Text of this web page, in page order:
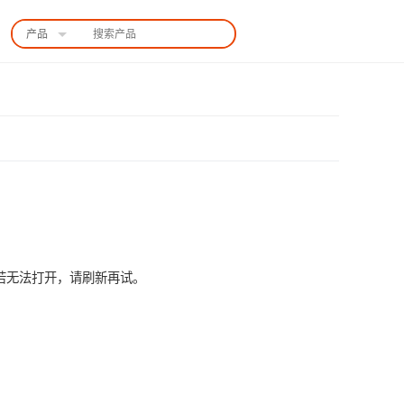
产品
法打开，请刷新再试。